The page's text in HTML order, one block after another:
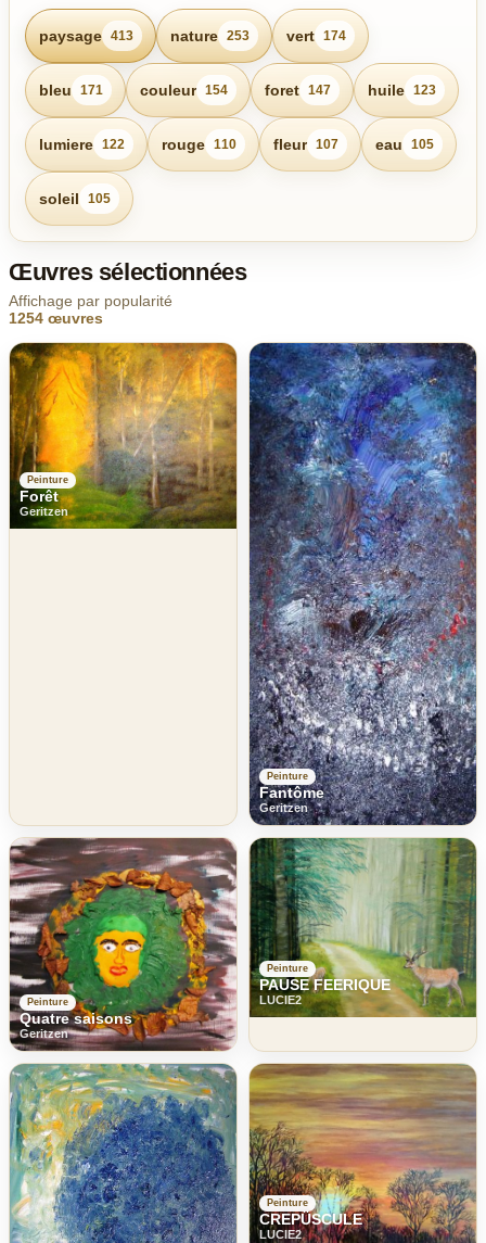
paysage 413 nature 253 vert 174
bleu 171 couleur 154 foret 147 huile 123
lumiere 122 rouge 110 fleur 107 eau 105
soleil 105
Œuvres sélectionnées
Affichage par popularité
1254 œuvres
Peinture
Forêt
Geritzen
Peinture
Fantôme
Geritzen
Peinture
Quatre saisons
Geritzen
Peinture
PAUSE FEERIQUE
LUCIE2
Peinture
CREPÜSCULE
LUCIE2